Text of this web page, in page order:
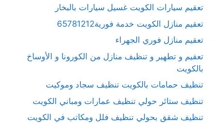
تعقيم سيارات الكويت غسيل سيارات بالبخار
تعقيم منازل الكويت خدمة فورية65781212
تعقيم منازل فوري الجهراء
تعقيم و تطهير و تنظيف منازل من الكورونا و الأوساخ
بالكويت
تنظيف حمامات بالكويت تنظيف سجاد وموكيت
تنظيف ستائر حولي تنظيف عمارات ومباني الكويت
تنظيف شقق بحولي تنظيف فلل ومكاتب في الكويت